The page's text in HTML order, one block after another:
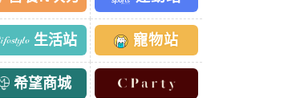
生活站 寵物站
希望商城